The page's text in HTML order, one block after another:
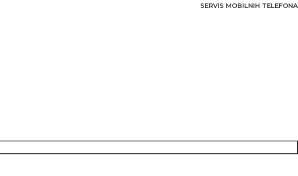
SERVIS MOBILNIH TELEFONA